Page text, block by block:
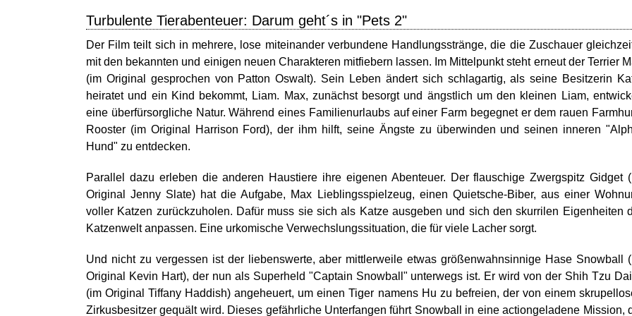
Turbulente Tierabenteuer: Darum geht´s in "Pets 2"
Der Film teilt sich in mehrere, lose miteinander verbundene Handlungsstränge, die die Zuschauer
mit den bekannten und einigen neuen Charakteren mitfiebern lassen. Im Mittelpunkt steht erneut der Terrier
(im Original gesprochen von Patton Oswalt). Sein Leben ändert sich schlagartig, als seine Besitzerin
heiratet und ein Kind bekommt, Liam. Max, zunächst besorgt und ängstlich um den kleinen Liam,
eine überfürsorgliche Natur. Während eines Familienurlaubs auf einer Farm begegnet er dem rauen
Rooster (im Original Harrison Ford), der ihm hilft, seine Ängste zu überwinden und seinen inneren
Hund" zu entdecken.
Parallel dazu erleben die anderen Haustiere ihre eigenen Abenteuer. Der flauschige Zwergspitz Gidget
Original Jenny Slate) hat die Aufgabe, Max Lieblingsspielzeug, einen Quietsche-Biber, aus einer
voller Katzen zurückzuholen. Dafür muss sie sich als Katze ausgeben und sich den skurrilen Eigenheiten
Katzenwelt anpassen. Eine urkomische Verwechslungssituation, die für viele Lacher sorgt.
Und nicht zu vergessen ist der liebenswerte, aber mittlerweile etwas größenwahnsinnige Hase Snowball
Original Kevin Hart), der nun als Superheld "Captain Snowball" unterwegs ist. Er wird von der Shih Tzu
(im Original Tiffany Haddish) angeheuert, um einen Tiger namens Hu zu befreien, der von einem
Zirkusbesitzer gequält wird. Dieses gefährliche Unterfangen führt Snowball in eine actiongeladene Mission,